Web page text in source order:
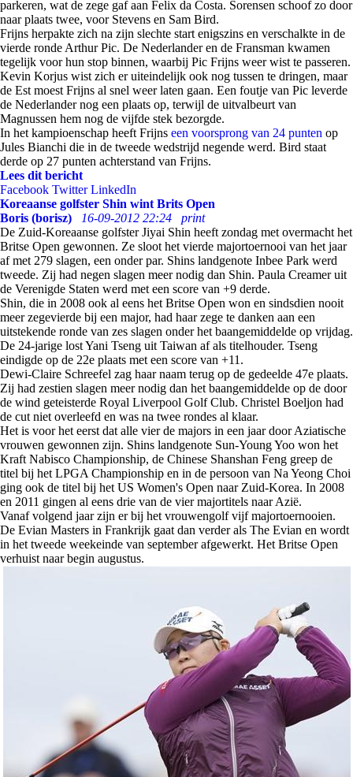
parkeren, wat de zege gaf aan Felix da Costa. Sorensen schoof zo door
naar plaats twee, voor Stevens en Sam Bird.
Frijns herpakte zich na zijn slechte start enigszins en verschalkte in de
vierde ronde Arthur Pic. De Nederlander en de Fransman kwamen
tegelijk voor hun stop binnen, waarbij Pic Frijns weer wist te passeren.
Kevin Korjus wist zich er uiteindelijk ook nog tussen te dringen, maar
de Est moest Frijns al snel weer laten gaan. Een foutje van Pic leverde
de Nederlander nog een plaats op, terwijl de uitvalbeurt van
Magnussen hem nog de vijfde stek bezorgde.
In het kampioenschap heeft Frijns een voorsprong van 24 punten op
Jules Bianchi die in de tweede wedstrijd negende werd. Bird staat
derde op 27 punten achterstand van Frijns.
Lees dit bericht
Facebook Twitter LinkedIn
Koreaanse golfster Shin wint Brits Open
Boris (borisz)
16-09-2012 22:24
print
De Zuid-Koreaanse golfster Jiyai Shin heeft zondag met overmacht het
Britse Open gewonnen. Ze sloot het vierde majortoernooi van het jaar
af met 279 slagen, een onder par. Shins landgenote Inbee Park werd
tweede. Zij had negen slagen meer nodig dan Shin. Paula Creamer uit
de Verenigde Staten werd met een score van +9 derde.
Shin, die in 2008 ook al eens het Britse Open won en sindsdien nooit
meer zegevierde bij een major, had haar zege te danken aan een
uitstekende ronde van zes slagen onder het baangemiddelde op vrijdag.
De 24-jarige lost Yani Tseng uit Taiwan af als titelhouder. Tseng
eindigde op de 22e plaats met een score van +11.
Dewi-Claire Schreefel zag haar naam terug op de gedeelde 47e plaats.
Zij had zestien slagen meer nodig dan het baangemiddelde op de door
de wind geteisterde Royal Liverpool Golf Club. Christel Boeljon had
de cut niet overleefd en was na twee rondes al klaar.
Het is voor het eerst dat alle vier de majors in een jaar door Aziatische
vrouwen gewonnen zijn. Shins landgenote Sun-Young Yoo won het
Kraft Nabisco Championship, de Chinese Shanshan Feng greep de
titel bij het LPGA Championship en in de persoon van Na Yeong Choi
ging ook de titel bij het US Women's Open naar Zuid-Korea. In 2008
en 2011 gingen al eens drie van de vier majortitels naar Azië.
Vanaf volgend jaar zijn er bij het vrouwengolf vijf majortoernooien.
De Evian Masters in Frankrijk gaat dan verder als The Evian en wordt
in het tweede weekeinde van september afgewerkt. Het Britse Open
verhuist naar begin augustus.